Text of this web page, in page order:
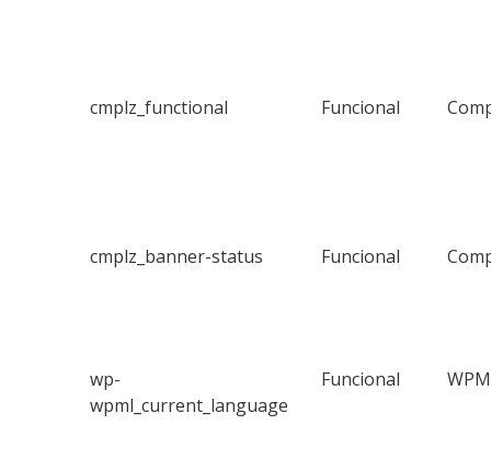
cmplz_functional Funcional
cmplz_banner-status Funcional
wp-
wpml_current_language
Funcional